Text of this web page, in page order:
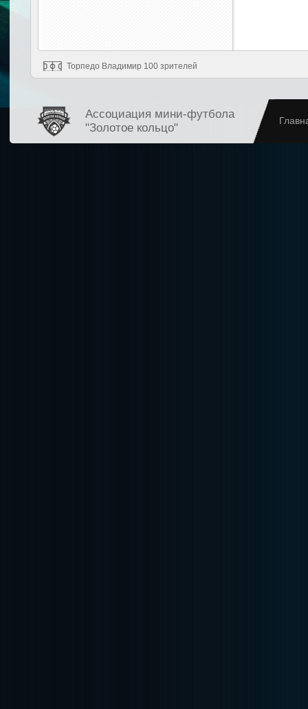
Торпедо Владимир 100 зрителей
Ассоциация мини-футбола
"Золотое кольцо"